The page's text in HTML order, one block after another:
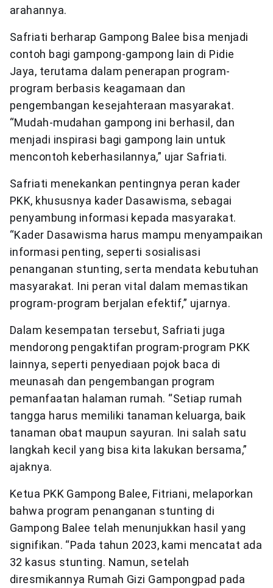
arahannya.
Safriati berharap Gampong Balee bisa menjadi
contoh bagi gampong-gampong lain di Pidie
Jaya, terutama dalam penerapan program-
program berbasis keagamaan dan
pengembangan kesejahteraan masyarakat.
“Mudah-mudahan gampong ini berhasil, dan
menjadi inspirasi bagi gampong lain untuk
mencontoh keberhasilannya,” ujar Safriati.
Safriati menekankan pentingnya peran kader
PKK, khususnya kader Dasawisma, sebagai
penyambung informasi kepada masyarakat.
“Kader Dasawisma harus mampu menyampaikan
informasi penting, seperti sosialisasi
penanganan stunting, serta mendata kebutuhan
masyarakat. Ini peran vital dalam memastikan
program-program berjalan efektif,” ujarnya.
Dalam kesempatan tersebut, Safriati juga
mendorong pengaktifan program-program PKK
lainnya, seperti penyediaan pojok baca di
meunasah dan pengembangan program
pemanfaatan halaman rumah. “Setiap rumah
tangga harus memiliki tanaman keluarga, baik
tanaman obat maupun sayuran. Ini salah satu
langkah kecil yang bisa kita lakukan bersama,”
ajaknya.
Ketua PKK Gampong Balee, Fitriani, melaporkan
bahwa program penanganan stunting di
Gampong Balee telah menunjukkan hasil yang
signifikan. “Pada tahun 2023, kami mencatat ada
32 kasus stunting. Namun, setelah
diresmikannya Rumah Gizi Gampongpad pada